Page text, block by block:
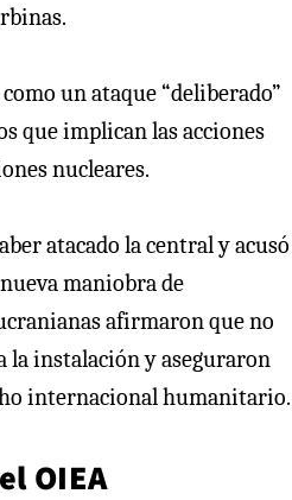
un ataque “deliberado”
que implican las acciones
nucleares.
atacado la central y acusó
maniobra de
afirmaron que no
la instalación y aseguraron
internacional humanitario.
OIEA